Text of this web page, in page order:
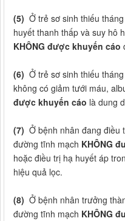
(5) Ở trẻ sơ sinh thiếu
huyết thanh thấp và suy hô
KHÔNG được khuyến cáo
(6) Ở trẻ sơ sinh thiếu
không có giảm tưới máu,
được khuyến cáo là dung
(7) Ở bệnh nhân đang điều
đường tĩnh mạch KHÔNG
hoặc điều trị hạ huyết áp
hiệu quả lọc.
(8) Ở bệnh nhân trưởng
đường tĩnh mạch KHÔNG